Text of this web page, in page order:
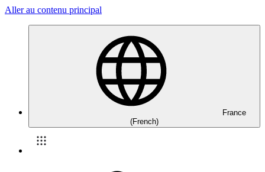
Aller au contenu principal
France
(French)